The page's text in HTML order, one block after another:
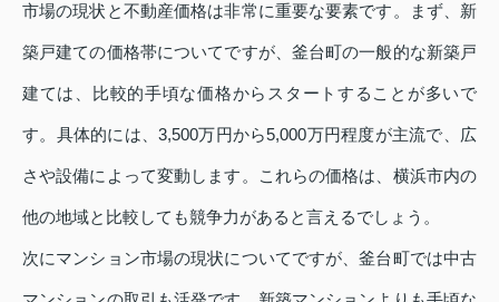
市場の現状と不動産価格は非常に重要な要素です。まず、新
築戸建ての価格帯についてですが、釜台町の一般的な新築戸
建ては、比較的手頃な価格からスタートすることが多いで
す。具体的には、3,500万円から5,000万円程度が主流で、広
さや設備によって変動します。これらの価格は、横浜市内の
他の地域と比較しても競争力があると言えるでしょう。
次にマンション市場の現状についてですが、釜台町では中古